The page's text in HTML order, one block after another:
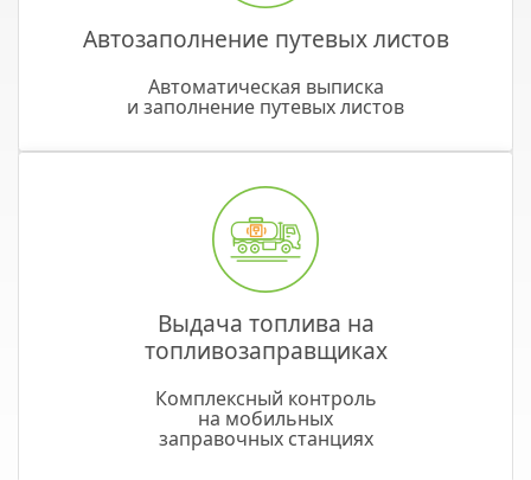
Автозаполнение путевых листов
Автоматическая выписка
и заполнение путевых листов
Выдача топлива на
топливозаправщиках
Комплексный контроль
на мобильных
заправочных станциях